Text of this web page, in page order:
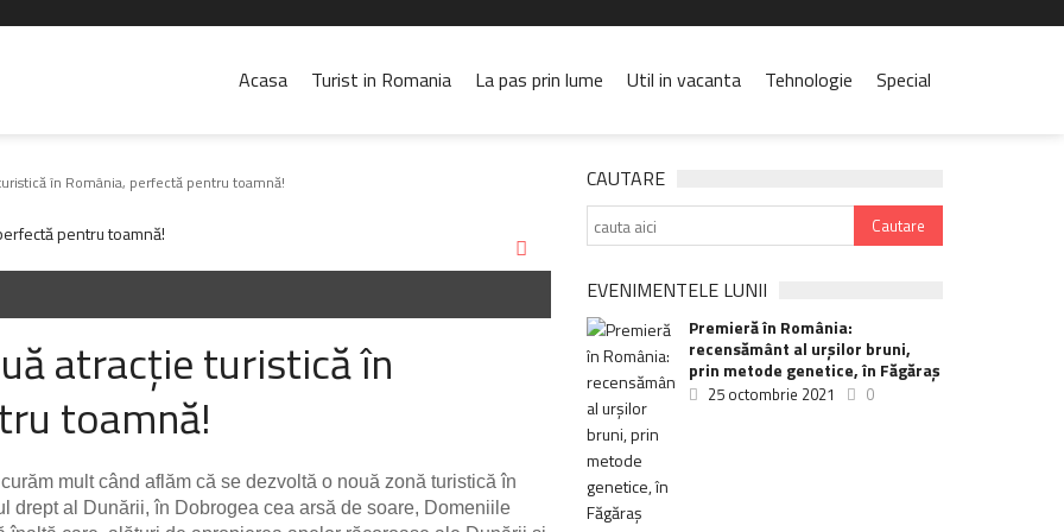
Acasa Turist in Romania La pas prin lume Util in vacanta Tehnologie Special
în România, perfectă pentru toamnă!
atracție turistică în
toamnă!
mult când aflăm că se dezvoltă o nouă zonă turistică în
drept al Dunării, în Dobrogea cea arsă de soare, Domeniile
CAUTARE
EVENIMENTELE LUNII
Premieră în România:
recensământ al urșilor bruni,
prin metode genetice, în Făgăraș
25 octombrie 2021 0